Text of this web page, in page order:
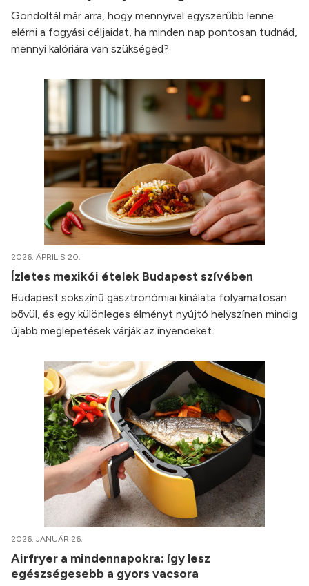
Gondoltál már arra, hogy mennyivel egyszerűbb lenne
elérni a fogyási céljaidat, ha minden nap pontosan tudnád,
mennyi kalóriára van szükséged?
2026. ÁPRILIS 20.
Ízletes mexikói ételek Budapest szívében
Budapest sokszínű gasztronómiai kínálata folyamatosan
bővül, és egy különleges élményt nyújtó helyszínen mindig
újabb meglepetések várják az ínyenceket.
2026. JANUÁR 26.
Airfryer a mindennapokra: így lesz
egészségesebb a gyors vacsora